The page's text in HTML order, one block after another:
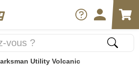
Utility Volcanic